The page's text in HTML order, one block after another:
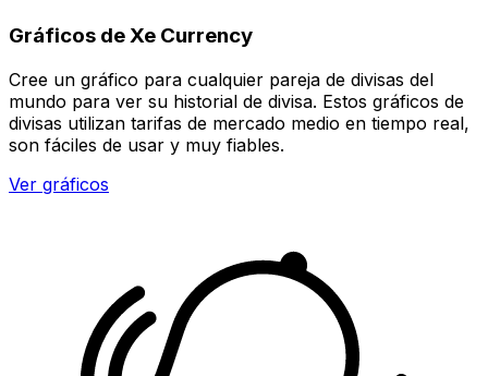
Gráficos de Xe Currency
Cree un gráfico para cualquier pareja de divisas del
mundo para ver su historial de divisa. Estos gráficos de
divisas utilizan tarifas de mercado medio en tiempo real,
son fáciles de usar y muy fiables.
Ver gráficos